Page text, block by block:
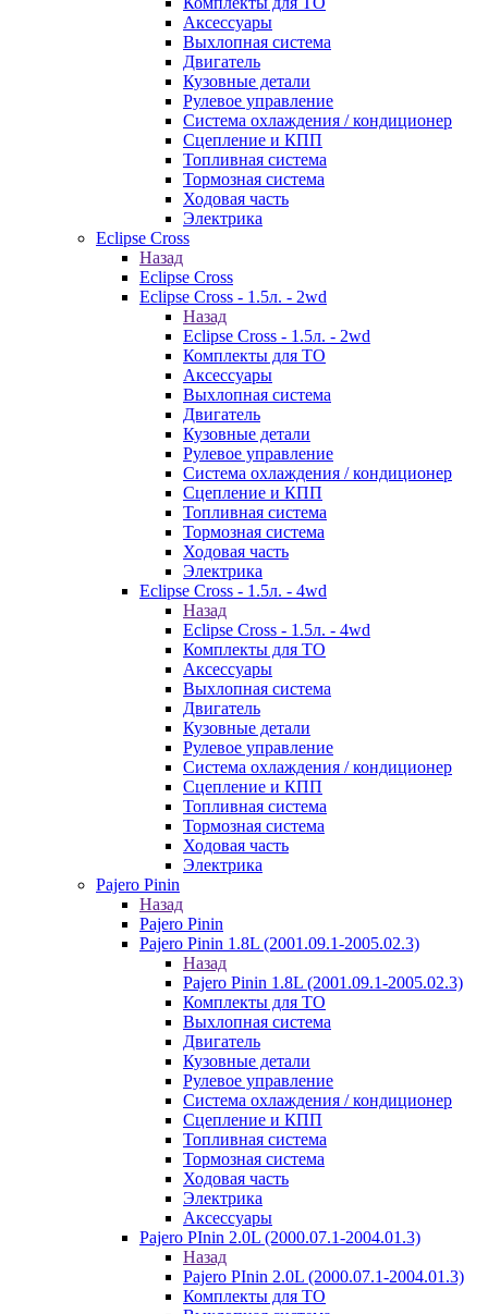
Аксессуары
Выхлопная система
Двигатель
Кузовные детали
Рулевое управление
Система охлаждения / кондиционер
Сцепление и КПП
Топливная система
Тормозная система
Ходовая часть
Электрика
Eclipse Cross
Назад
Eclipse Cross
Eclipse Cross - 1.5л. - 2wd
Назад
Eclipse Cross - 1.5л. - 2wd
Комплекты для ТО
Аксессуары
Выхлопная система
Двигатель
Кузовные детали
Рулевое управление
Система охлаждения / кондиционер
Сцепление и КПП
Топливная система
Тормозная система
Ходовая часть
Электрика
Eclipse Cross - 1.5л. - 4wd
Назад
Eclipse Cross - 1.5л. - 4wd
Комплекты для ТО
Аксессуары
Выхлопная система
Двигатель
Кузовные детали
Рулевое управление
Система охлаждения / кондиционер
Сцепление и КПП
Топливная система
Тормозная система
Ходовая часть
Электрика
Pajero Pinin
Назад
Pajero Pinin
Pajero Pinin 1.8L (2001.09.1-2005.02.3)
Назад
Pajero Pinin 1.8L (2001.09.1-2005.02.3)
Комплекты для ТО
Выхлопная система
Двигатель
Кузовные детали
Рулевое управление
Система охлаждения / кондиционер
Сцепление и КПП
Топливная система
Тормозная система
Ходовая часть
Электрика
Аксессуары
Pajero PInin 2.0L (2000.07.1-2004.01.3)
Назад
Pajero PInin 2.0L (2000.07.1-2004.01.3)
Комплекты для ТО